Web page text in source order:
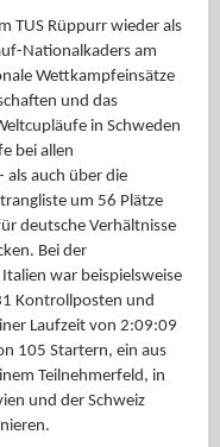
TUS Rüppurr wieder als
Nationalkaders am
Wettkampfeinsätze
und das
in Schweden
bei allen
auch über die
um 56 Plätze
deutsche Verhältnisse
Bei der
war beispielsweise
Kontrollposten und
Laufzeit von 2:09:09
105 Startern, ein aus
Teilnehmerfeld, in
und der Schweiz